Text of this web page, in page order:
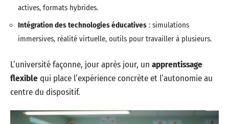
actives, formats hybrides.
Intégration des technologies éducatives : simulations
immersives, réalité virtuelle, outils pour travailler à plusieurs.
L’université façonne, jour après jour, un apprentissage
flexiblequi place l’expérience concrète et l’autonomie au
centre du dispositif.